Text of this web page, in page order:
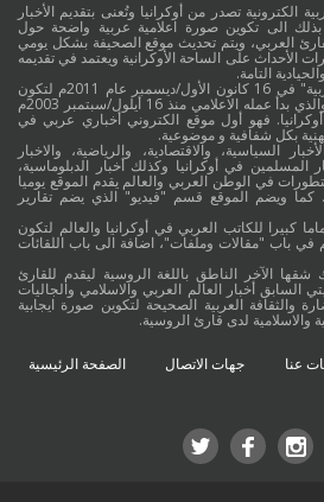
الكترونية تصدر من أوكرانيا وتُعنى بتقديم الأخبار
بذلك الى تكوين صورة اعلامية عربية واضحة حول
العربي، ويتم تحديث موقع الصحيفة بشكل يومي
الأحداث على الساحة الأوكرانية ويعتمد في تقديمه
التامة.
وقد جائت انطلاقة "أوكرانيا بالعربية" في 16 كانون الأول/ديسمبر عام 2011م لتكون
امتدادا للموقع العربي الاوكراني والذي بدأ عمله الاعلامي منذ 16 أيلول/سبتمبر 2003م
فهو أول موقع الكتروني أخباري عربي في
بكل شفافية و موضوعية.
السياسية، والاقتصادية، والرياضية، والاخبار
المسلمين في أوكرانيا وكذلك أخبار الدبلوماسية،
في الوطن العربي والعالم يقدم الموقع يوميا
كما ويضم الموقع قسم "فيديو" الذي يضم تقارير
كبيرا للكاتب العربي في أوكرانيا والعالم لتكون
في باب "مقالات وملفات"، اضافة الى باب اللقائات
شقها الآخر الناطق باللغة الروسية ليقدم للقارئ
السابق أخبار العالم العربي والاسلامي والجاليات
والثقافة العربية الصحيحة لتكوين صورة ايجابية
والاسلامية لدى قارئ الروسية.
عنا جهات الاتصال الصفحة الرئيسية